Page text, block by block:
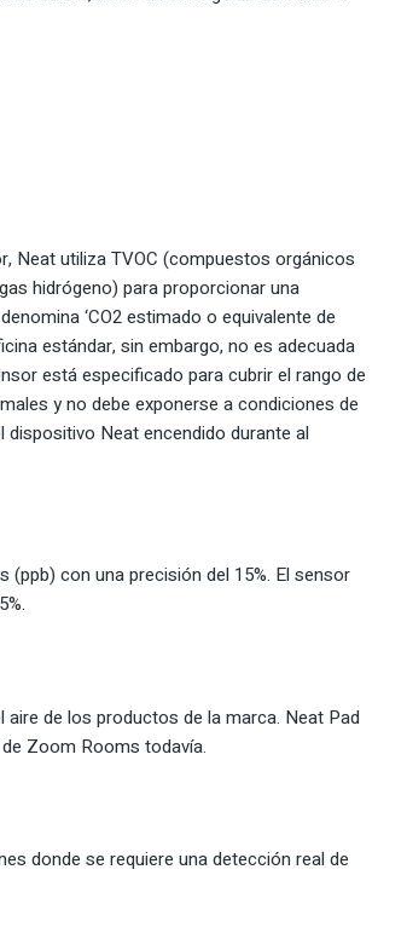
Neat utiliza TVOC (compuestos orgánicos
hidrógeno) para proporcionar una
‘CO2 estimado o equivalente de
estándar, sin embargo, no es adecuada
está especificado para cubrir el rango de
y no debe exponerse a condiciones de
Neat encendido durante al
(ppb) con una precisión del 15%. El sensor
de los productos de la marca. Neat Pad
Zoom Rooms todavía.
donde se requiere una detección real de